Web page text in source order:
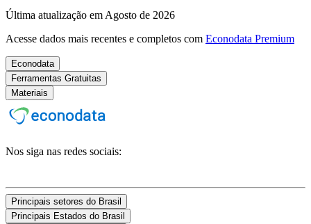
Última atualização em Agosto de 2026
Acesse dados mais recentes e completos com Econodata Premium
Econodata
Ferramentas Gratuitas
Materiais
Nos siga nas redes sociais:
Principais setores do Brasil
Principais Estados do Brasil